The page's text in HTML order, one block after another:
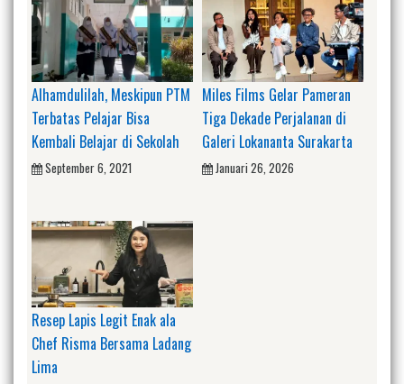
Alhamdulilah, Meskipun PTM
Terbatas Pelajar Bisa
Kembali Belajar di Sekolah
September 6, 2021
Miles Films Gelar Pameran
Tiga Dekade Perjalanan di
Galeri Lokananta Surakarta
Januari 26, 2026
Resep Lapis Legit Enak ala
Chef Risma Bersama Ladang
Lima